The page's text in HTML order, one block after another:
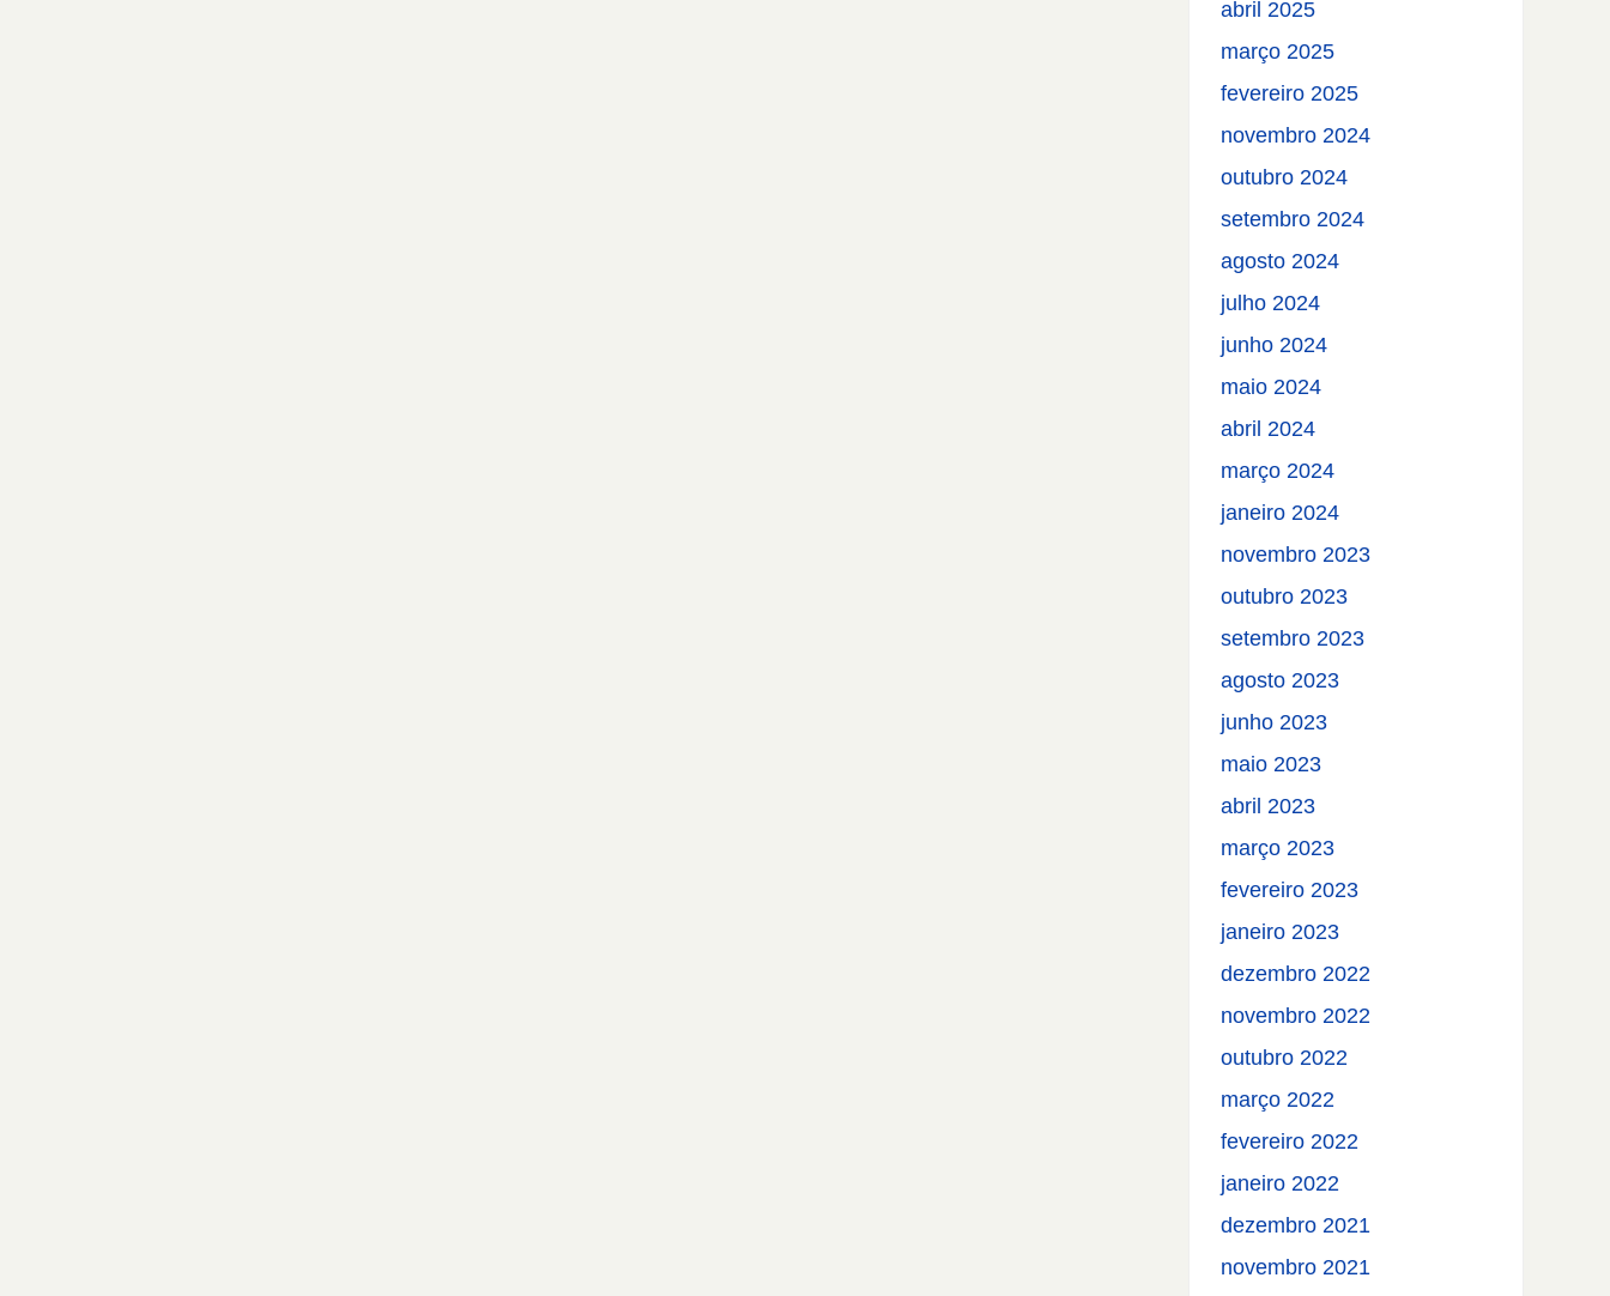
abril 2025
março 2025
fevereiro 2025
novembro 2024
outubro 2024
setembro 2024
agosto 2024
julho 2024
junho 2024
maio 2024
abril 2024
março 2024
janeiro 2024
novembro 2023
outubro 2023
setembro 2023
agosto 2023
junho 2023
maio 2023
abril 2023
março 2023
fevereiro 2023
janeiro 2023
dezembro 2022
novembro 2022
outubro 2022
março 2022
fevereiro 2022
janeiro 2022
dezembro 2021
novembro 2021